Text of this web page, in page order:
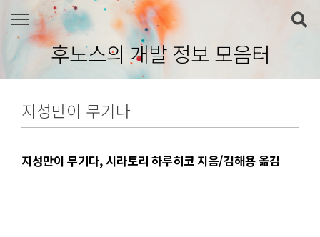
본문 바로가기
후노스의 개발 정보 모음터
지성만이 무기다
지성만이 무기다, 시라토리 하루히코 지음/김해용 옮김